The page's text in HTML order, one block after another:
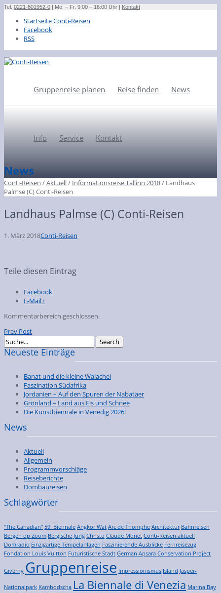
Tel. 0221-801952-0 | Mo. – Fr. 9:00 – 16:00 Uhr | Kontakt
Startseite Conti-Reisen
Facebook
RSS
Gruppenreise planen Reise finden News
Info Service Kontakt
News
Conti-Reisen /Aktuell/ Informationsreise Tallinn 2018/ Landhaus
Palmse (C) Conti-Reisen
Landhaus Palmse (C) Conti-Reisen
1. März 2018Conti-Reisen
Teile diesen Eintrag
Facebook
E-Mail+
Kommentarbereich geschlossen.
Prev Post
Neueste Einträge
Banat und die kleine Walachei
Faszination Südafrika
Jordanien – Auf den Spuren der Nabatäer
Grönland – Land aus Eis und Schnee
Die Kunstbiennale in Venedig 2026!
News
Aktuell
Allgemein
Programmvorschläge
Reiseberichte
Dombaureisen
Schlagwörter
"The Canadian" 59. Biennale Angkor Wat Arc de Triomphe Architektur Bahnreisen
Bergen op Zoom Bergische Jung Christo Claude Monet Conti-Reisen aktuell
Domradio Einzigartige Tempelanlagen Faszinierende Ausblicke Fernreisezug
Fondation Louis Vuitton Futuristische Stadt German Apsara Conservation Project
Giverny Gruppenreise Impressionismus Island Jasper-
Nationalpark Kambodscha La Biennale di Venezia Marina Bay